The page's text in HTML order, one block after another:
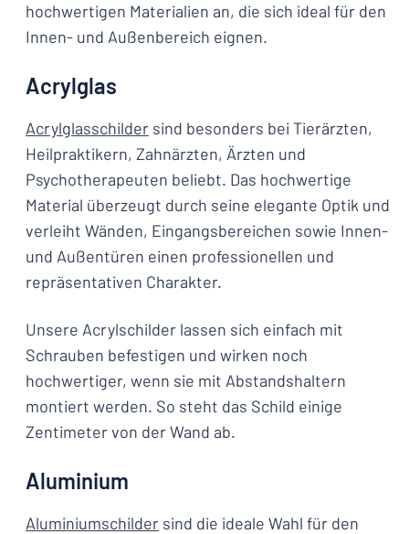
hochwertigen Materialien an, die sich ideal für den
Innen- und Außenbereich eignen.
Acrylglas
Acrylglasschilder sind besonders bei Tierärzten,
Heilpraktikern, Zahnärzten, Ärzten und
Psychotherapeuten beliebt. Das hochwertige
Material überzeugt durch seine elegante Optik und
verleiht Wänden, Eingangsbereichen sowie Innen-
und Außentüren einen professionellen und
repräsentativen Charakter.
Unsere Acrylschilder lassen sich einfach mit
Schrauben befestigen und wirken noch
hochwertiger, wenn sie mit Abstandshaltern
montiert werden. So steht das Schild einige
Zentimeter von der Wand ab.
Aluminium
Aluminiumschilder sind die ideale Wahl für den